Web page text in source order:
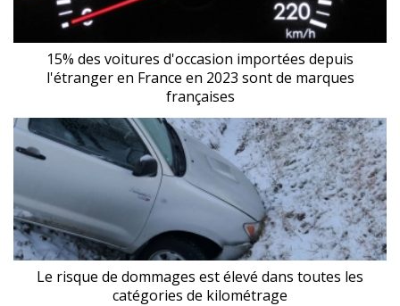
15% des voitures d'occasion importées depuis
l'étranger en France en 2023 sont de marques
françaises
Le risque de dommages est élevé dans toutes les
catégories de kilométrage